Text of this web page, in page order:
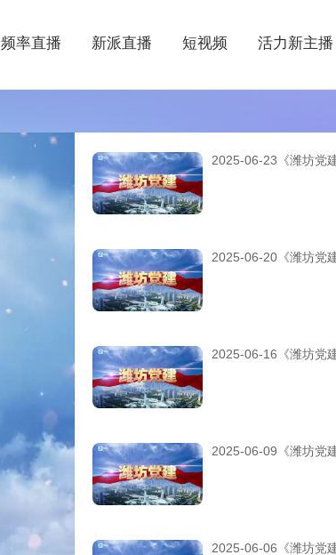
频率直播 新派直播 短视频 活力新主播
2025-06-23《潍坊党
2025-06-20《潍坊党
2025-06-16《潍坊党
2025-06-09《潍坊党
2025-06-06《潍坊党